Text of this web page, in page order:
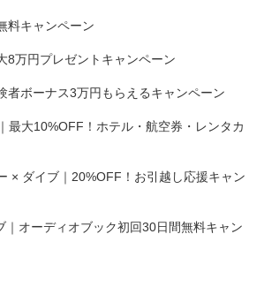
料キャンペーン
8万円プレゼントキャンペーン
者ボーナス3万円もらえるキャンペーン
最大10%OFF！ホテル・航空券・レンタカ
× ダイブ｜20%OFF！お引越し応援キャン
｜オーディオブック初回30日間無料キャン